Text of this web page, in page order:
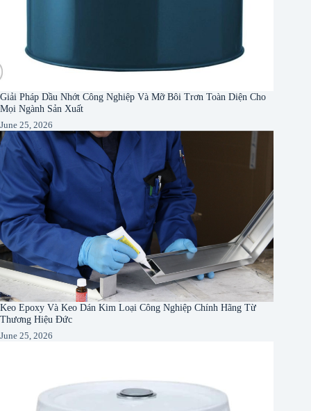
Giải Pháp Dầu Nhớt Công Nghiệp Và Mỡ Bôi Trơn Toàn Diện Cho
Mọi Ngành Sản Xuất
June 25, 2026
Keo Epoxy Và Keo Dán Kim Loại Công Nghiệp Chính Hãng Từ
Thương Hiệu Đức
June 25, 2026